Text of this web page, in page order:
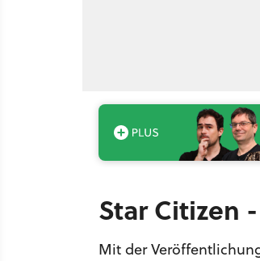
Star Citizen
Mit der